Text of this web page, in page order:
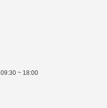
09:30 ~ 18:00